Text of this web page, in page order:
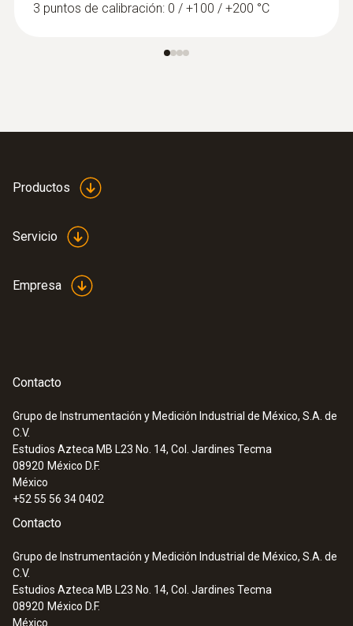
3 puntos de calibración: 0 / +100 / +200 °C
Productos
Servicio
Empresa
Contacto
Grupo de Instrumentación y Medición Industrial de México, S.A. de
C.V.
Estudios Azteca MB L23 No. 14, Col. Jardines Tecma
08920 México D.F.
México
+52 55 56 34 0402
Contacto
Grupo de Instrumentación y Medición Industrial de México, S.A. de
C.V.
Estudios Azteca MB L23 No. 14, Col. Jardines Tecma
08920 México D.F.
México